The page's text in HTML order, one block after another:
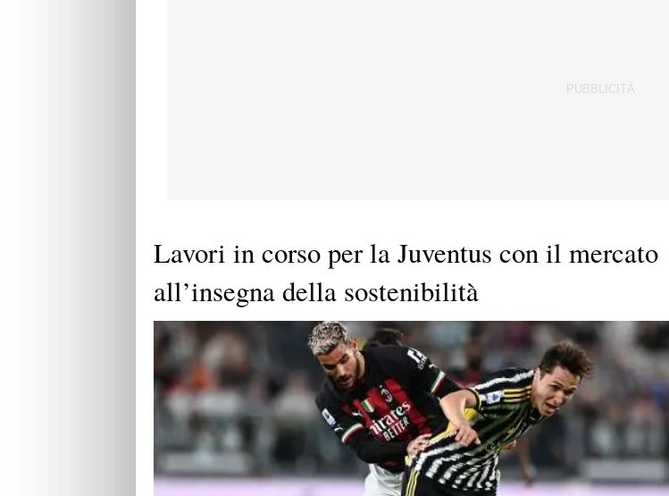
Lavori in corso per la Juventus con il mercato
all’insegna della sostenibilità